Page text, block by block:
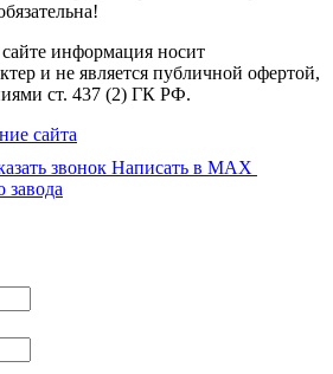
информация носит
и не является публичной офертой,
ст. 437 (2) ГК РФ.
сайта
звонок Написать в MAX
завода